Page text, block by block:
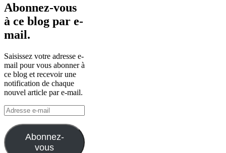
Abonnez-vous
à ce blog par e-
mail.
Saisissez votre adresse e-
mail pour vous abonner à
ce blog et recevoir une
notification de chaque
nouvel article par e-mail.
Adresse
e-
mail
Abonnez-
vous